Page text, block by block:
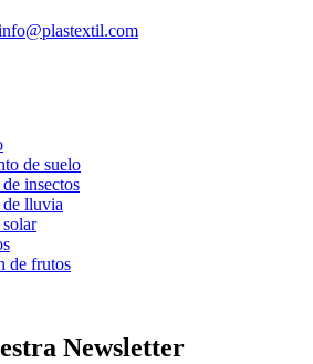
de suelo
insectos
lluvia
de frutos
Newsletter